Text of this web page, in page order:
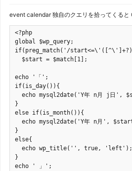
event calendar 独自のクエリを拾ってくると
<?php
global $wp_query;
if(preg_match('/
  $start = $match[1];
echo '「';
if(is_day()){
echo mysql2date('Y年 n月 j日',
}
else if(is_month()){
echo mysql2date('Y年 n月',
}
else{
  echo wp_title('', true, 'left');
}
echo ' 」';